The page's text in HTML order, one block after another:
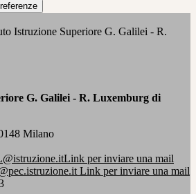
Istruzione Superiore G. Galilei - R.
G. Galilei - R. Luxemburg di
Milano
Link per inviare una mail
Link per inviare una mail